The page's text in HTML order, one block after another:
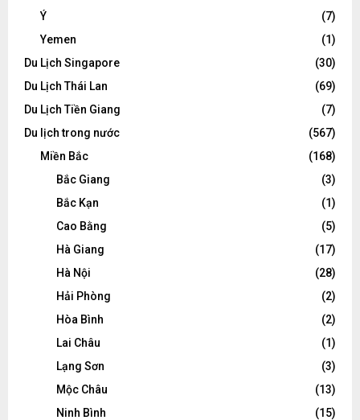
Ý
(7)
Yemen
(1)
Du Lịch Singapore
(30)
Du Lịch Thái Lan
(69)
Du Lịch Tiền Giang
(7)
Du lịch trong nước
(567)
Miền Bắc
(168)
Bắc Giang
(3)
Bắc Kạn
(1)
Cao Bằng
(5)
Hà Giang
(17)
Hà Nội
(28)
Hải Phòng
(2)
Hòa Bình
(2)
Lai Châu
(1)
Lạng Sơn
(3)
Mộc Châu
(13)
Ninh Bình
(15)